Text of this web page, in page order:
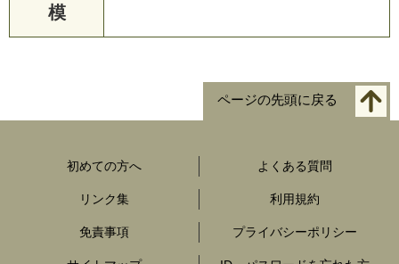
模
ページの先頭に戻る
初めての方へ よくある質問
リンク集 利用規約
免責事項 プライバシーポリシー